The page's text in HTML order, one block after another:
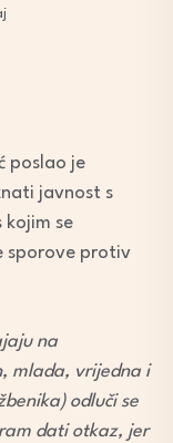
poslao je
javnost s
kojim se
sporove protiv
na
mlada, vrijedna i
odluči se
dati otkaz, jer